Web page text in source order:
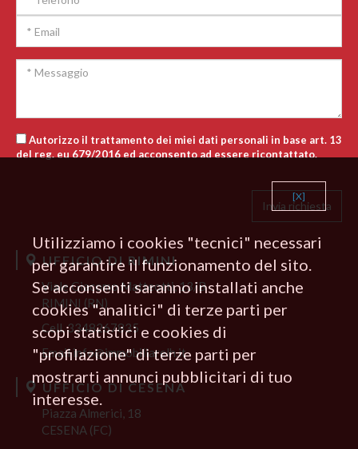
Autorizzo il trattamento dei miei dati personali in base art. 13
del reg. eu 679/2016 ed acconsento ad essere ricontattato.
UFFICIO DI RIMINI
Viale Giacomo Matteotti, 13/B
RIMINI (RN)
Cell.3348267835
Emailinfo@immobiliarelh.it
UFFICIO DI CESENA
Piazza Almerici, 18
CESENA (FC)
[X]
Utilizziamo i cookies "tecnici" necessari
per garantire il funzionamento del sito.
Se acconsenti saranno installati anche
cookies "analitici" di terze parti per
scopi statistici e cookies di
"profilazione" di terze parti per
mostrarti annunci pubblicitari di tuo
interesse.